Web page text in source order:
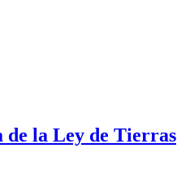
de la Ley de Tierras